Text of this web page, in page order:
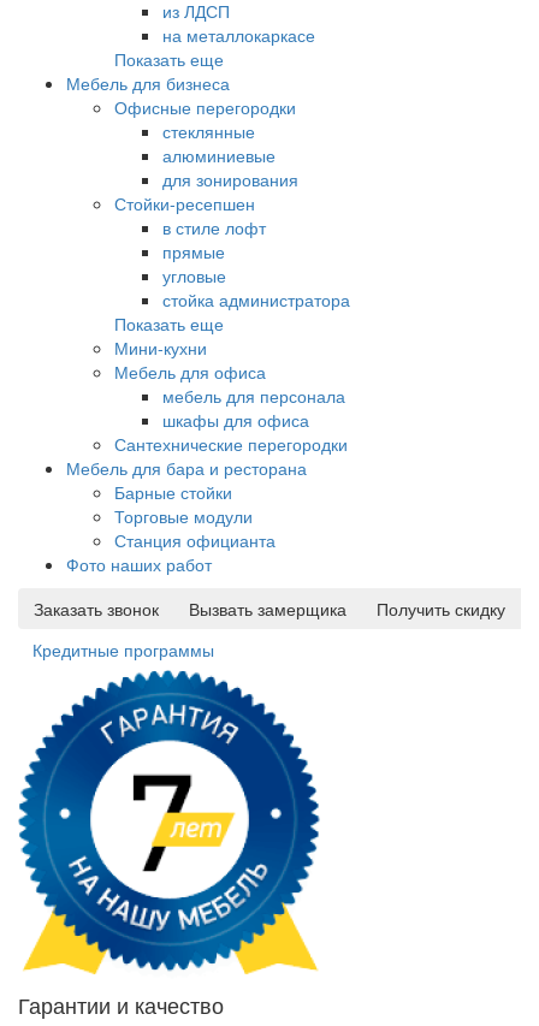
из ЛДСП
на металлокаркасе
Показать еще
Мебель для бизнеса
Офисные перегородки
стеклянные
алюминиевые
для зонирования
Стойки-ресепшен
в стиле лофт
прямые
угловые
стойка администратора
Показать еще
Мини-кухни
Мебель для офиса
мебель для персонала
шкафы для офиса
Сантехнические перегородки
Мебель для бара и ресторана
Барные стойки
Торговые модули
Станция официанта
Фото наших работ
Заказать звонок
Вызвать замерщика
Получить скидку
Кредитные программы
Гарантии и качество